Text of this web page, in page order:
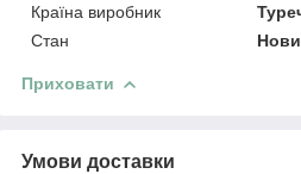
Країна виробник
Стан
Приховати
Умови доставки